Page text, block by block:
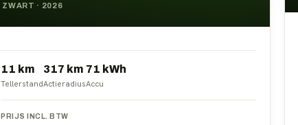
ZWART · 2026
11 km
Tellerstand
317 km
Actieradius
71 kWh
Accu
PRIJS INCL. BTW